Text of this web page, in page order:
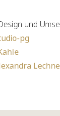
und
pg